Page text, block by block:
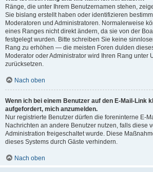
Ränge, die unter Ihrem Benutzernamen stehen,
Sie bislang erstellt haben oder identifizieren
Moderatoren und Administratoren. Normalerweise
eines Ranges nicht direkt ändern, da sie von der
festgelegt wurden. Bitte schreiben Sie keine
Rang zu erhöhen — die meisten Foren dulden
Moderator oder Administrator wird Ihren Rang unter
zurücksetzen.
Nach oben
Wenn ich bei einem Benutzer auf den E-Mail-Link
aufgefordert, mich anzumelden.
Nur registrierte Benutzer dürfen die foreninterne E-
Nachrichten an andere Benutzer nutzen, falls diese
Administration freigeschaltet wurde. Diese
dieses Systems durch Gäste verhindern.
Nach oben